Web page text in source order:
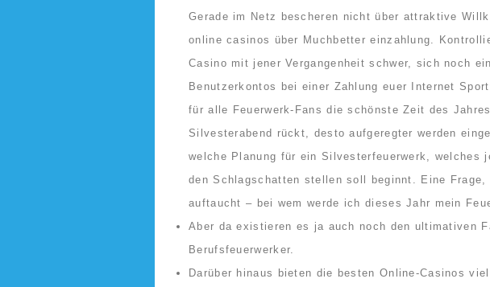
Gerade im Netz bescheren nicht über attraktive
online casinos über Muchbetter einzahlung.
Casino mit jener Vergangenheit schwer, sich noch
Benutzerkontos bei einer Zahlung euer Internet
für alle Feuerwerk-Fans die schönste Zeit des
Silvesterabend rückt, desto aufgeregter werden
welche Planung für ein Silvesterfeuerwerk, welches
den Schlagschatten stellen soll beginnt. Eine Frage,
auftaucht – bei wem werde ich dieses Jahr mein
Aber da existieren es ja auch noch den ultimativen
Berufsfeuerwerker.
Darüber hinaus bieten die besten Online-Casinos